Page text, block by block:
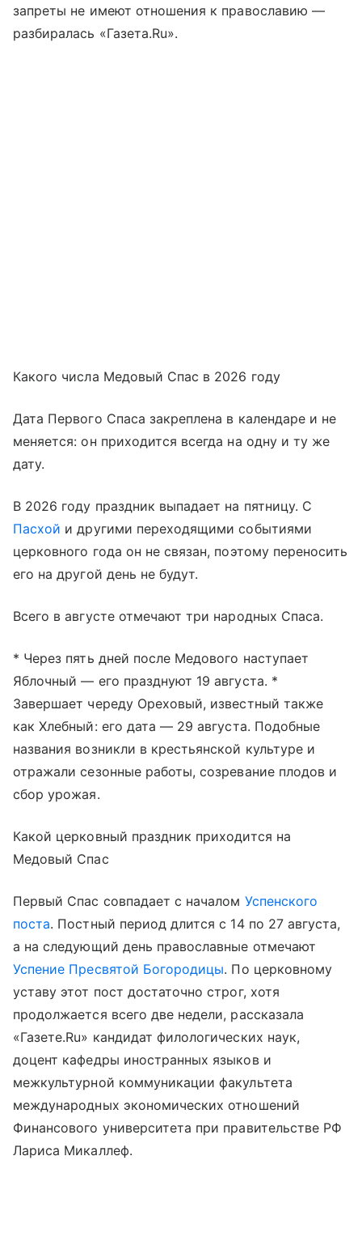
запреты не имеют отношения к православию —
разбиралась «Газета.Ru».
Какого числа Медовый Спас в 2026 году
Дата Первого Спаса закреплена в календаре и не
меняется: он приходится всегда на одну и ту же
дату.
В 2026 году праздник выпадает на пятницу. С
Пасхой и другими переходящими событиями
церковного года он не связан, поэтому переносить
его на другой день не будут.
Всего в августе отмечают три народных Спаса.
* Через пять дней после Медового наступает
Яблочный — его празднуют 19 августа. *
Завершает череду Ореховый, известный также
как Хлебный: его дата — 29 августа. Подобные
названия возникли в крестьянской культуре и
отражали сезонные работы, созревание плодов и
сбор урожая.
Какой церковный праздник приходится на
Медовый Спас
Первый Спас совпадает с началом Успенского
поста. Постный период длится с 14 по 27 августа,
а на следующий день православные отмечают
Успение Пресвятой Богородицы. По церковному
уставу этот пост достаточно строг, хотя
продолжается всего две недели, рассказала
«Газете.Ru» кандидат филологических наук,
доцент кафедры иностранных языков и
межкультурной коммуникации факультета
международных экономических отношений
Финансового университета при правительстве РФ
Лариса Микаллеф.